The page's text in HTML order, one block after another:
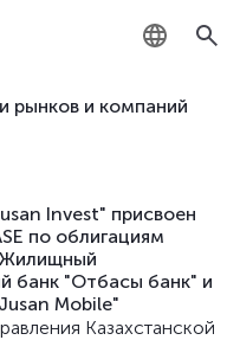
KZ
EN
рынков и компаний
Invest" присвоен
по облигациям
банк "Отбасы банк" и
Mobile"
Казахстанской